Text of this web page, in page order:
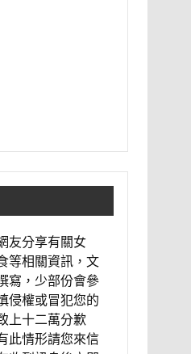
友分享有關女
等相關資訊，文
寫，少部份會參
侵權或冒犯您的
上十二萬分歉
此情形請您來信